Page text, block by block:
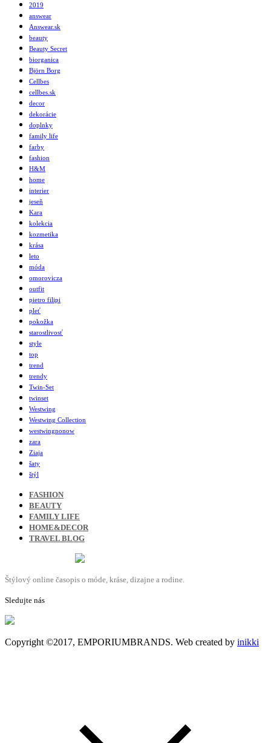
2019
answear
Answear.sk
beauty
Beauty Secret
biorganica
Björn Borg
Cellbes
cellbes.sk
decor
dekorácie
doplnky
family life
farby
fashion
H&M
home
interier
jeseň
Kara
kolekcia
kozmetika
krása
leto
móda
omorovicza
outfit
pietro filipi
pleť
pokožka
starostlivosť
style
top
trend
trendy
Twin-Set
twinset
Westwing
Westwing Collection
westwingnonow
zara
Ziaja
šaty
štýl
FASHION
BEAUTY
FAMILY LIFE
HOME&DECOR
TRAVEL BLOG
Štýlový online časopis o móde, kráse, dizajne a rodine.
Sledujte nás
Copyright ©2017, EMPORIUMBRANDS. Web created by inikki